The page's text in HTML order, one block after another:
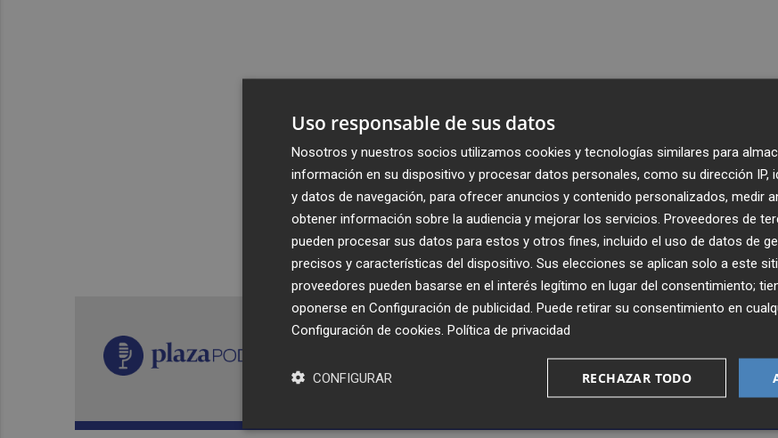
Recibe toda la actualidad de
Plaza Podcast en tu correo
Uso responsable de sus datos
Nosotros y nuestros socios utilizamos cookies y tecnologías similares para
información en su dispositivo y procesar datos personales, como su dirección IP,
y datos de navegación, para ofrecer anuncios y contenido personalizados, medir
obtener información sobre la audiencia y mejorar los servicios. Proveedores de
pueden procesar sus datos para estos y otros fines, incluido el uso de datos de
precisos y características del dispositivo. Sus elecciones se aplican solo a este
proveedores pueden basarse en el interés legítimo en lugar del consentimiento;
oponerse en Configuración de publicidad . Puede retirar su consentimiento en
Configuración de cookies Política de privacidad
RECHAZAR TODO
CONFIGURAR